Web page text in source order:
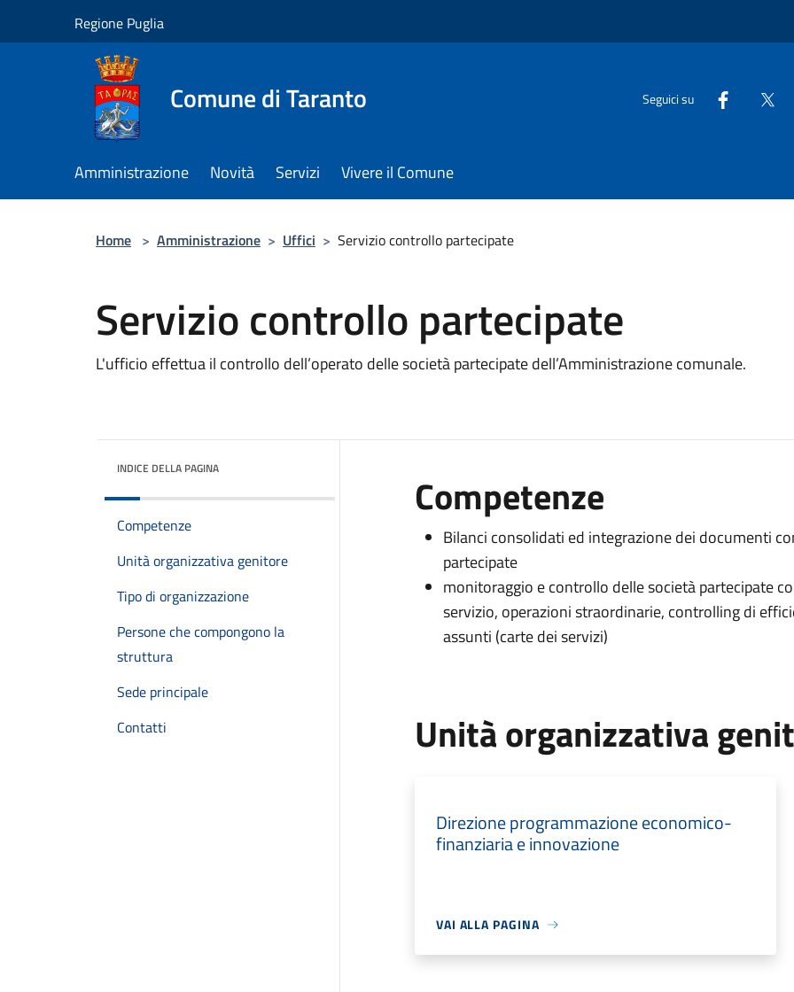
Regione Puglia
Comune di Taranto Seguici su
Amministrazione Novità Servizi Vivere il Comune
Home > Amministrazione > Uffici > Servizio controllo partecipate
Servizio controllo partecipate
L'ufficio effettua il controllo dell’operato delle società partecipate dell’Amministrazione comunale.
INDICE DELLA PAGINA
Competenze
Unità organizzativa genitore
Tipo di organizzazione
Persone che compongono la
struttura
Sede principale
Contatti
Competenze
Bilanci consolidati ed integrazione dei documenti
partecipate
monitoraggio e controllo delle società partecipate
servizio, operazioni straordinarie, controlling di
assunti (carte dei servizi)
Unità organizzativa
Direzione programmazione economico-
finanziaria e innovazione
VAI ALLA PAGINA